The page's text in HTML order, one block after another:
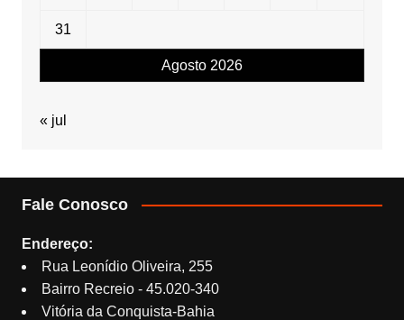
Agosto 2026
31
« jul
Fale Conosco
Endereço:
Rua Leonídio Oliveira, 255
Bairro Recreio - 45.020-340
Vitória da Conquista-Bahia